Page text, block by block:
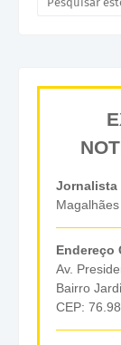
Jornalista
Endereço
Av.
Bairro
CEP: